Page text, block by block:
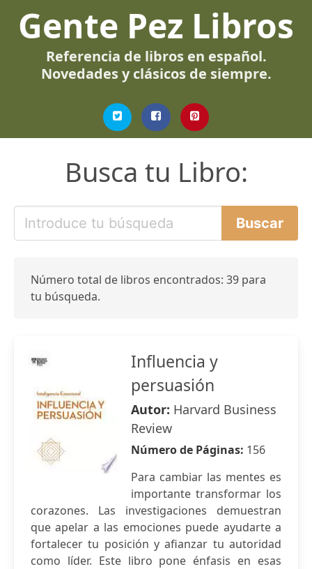
Gente Pez Libros
Referencia de libros en español.
Novedades y clásicos de siempre.
Busca tu Libro:
Número total de libros encontrados: 39 para
tu búsqueda.
Influencia y
persuasión
Autor: Harvard Business
Review
Número de Páginas: 156
Para cambiar las mentes es
importante transformar los
corazones. Las investigaciones demuestran
que apelar a las emociones puede ayudarte a
fortalecer tu posición y afianzar tu autoridad
como líder. Este libro pone énfasis en esas